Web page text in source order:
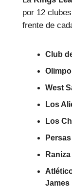
por 12
frente de
Club
West
Los
Los
James